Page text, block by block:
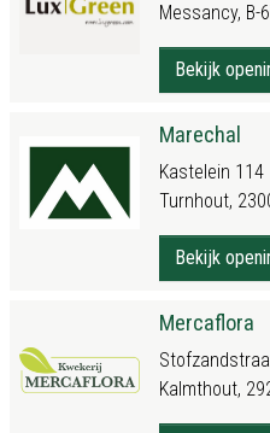
Messancy, B-
Bekijk
Marechal
Kastelein 114
Turnhout,
Bekijk
Mercaflora
Kalmthout,